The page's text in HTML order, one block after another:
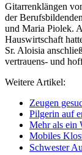
Gitarrenklängen
der
und Maria Piolek.
Hauswirtschaft
Sr. Aloisia
vertrauens- und
Weitere Artikel:
Zeugen
Pilgerin auf
Mehr als ein
Mobiles
Schwester